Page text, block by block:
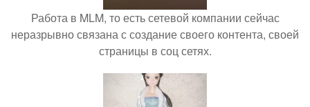
Работа в MLM, то есть сетевой компании сейчас
неразрывно связана с создание своего контента, своей
страницы в соц сетях.